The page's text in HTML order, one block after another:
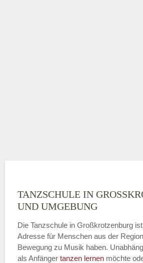
TANZSCHULE IN
ND UMGEBUNG
Die Tanzschule in Großkrotzenburg
Adresse für Menschen aus der
Bewegung zu Musik haben.
als Anfänger tanzen lernen möchte